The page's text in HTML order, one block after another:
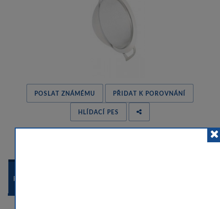
POSLAT ZNÁMÉMU PŘIDAT K POROVNÁNÍ
HLÍDACÍ PES
 
POPIS ZBOŽÍ